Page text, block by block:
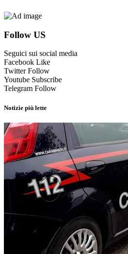
Follow US
Seguici sui social media
Facebook Like
Twitter Follow
Youtube Subscribe
Telegram Follow
Notizie più lette